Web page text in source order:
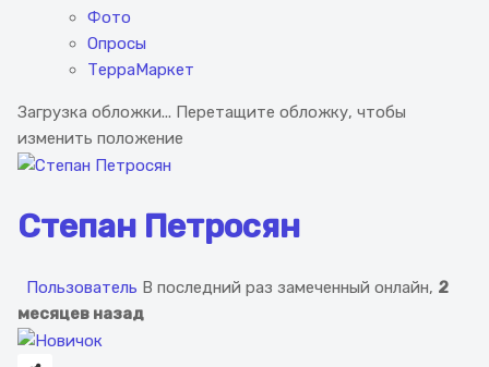
Фото
Опросы
ТерраМаркет
Загрузка обложки... Перетащите обложку, чтобы
изменить положение
Степан Петросян
Пользователь В последний раз замеченный онлайн, 2
месяцев назад